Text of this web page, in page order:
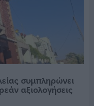
συμπληρώνει
αξιολογήσεις